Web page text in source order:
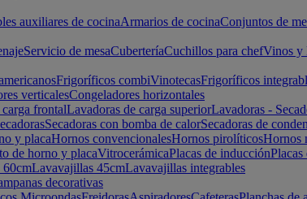
auxiliares de cocinaArmarios de cocinaConjuntos de
Servicio de mesaCuberteríaCuchillos para chefVinos y
Frigoríficos combiVinotecasFrigoríficos
verticalesCongeladores horizontales
frontalLavadoras de carga superiorLavadoras -
Secadoras con bomba de calorSecadoras de
y placaHornos convencionalesHornos pirolíticosHornos
de horno y placaVitrocerámicaPlacas de inducciónPlacas
60cmLavavajillas 45cmLavavajillas integrables
decorativas